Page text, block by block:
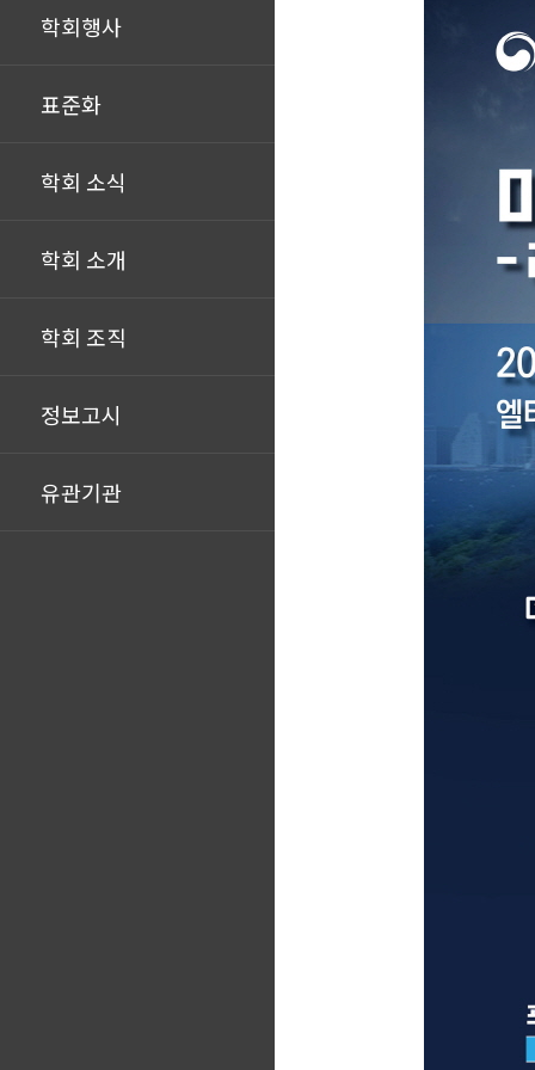
학회행사
표준화
학회 소식
학회 소개
학회 조직
정보고시
유관기관